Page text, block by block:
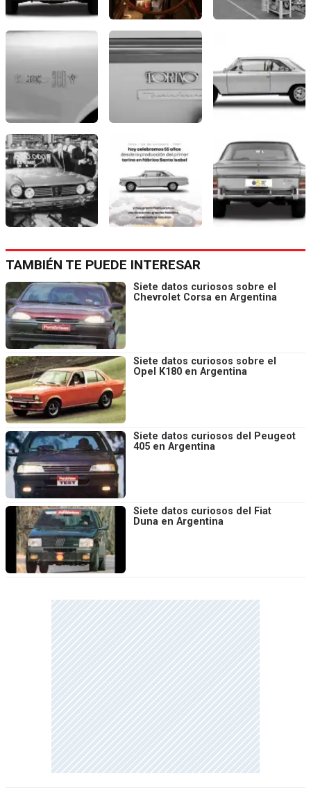
TAMBIÉN TE PUEDE INTERESAR
Siete datos curiosos sobre el
Chevrolet Corsa en Argentina
Siete datos curiosos sobre el
Opel K180 en Argentina
Siete datos curiosos del Peugeot
405 en Argentina
Siete datos curiosos del Fiat
Duna en Argentina